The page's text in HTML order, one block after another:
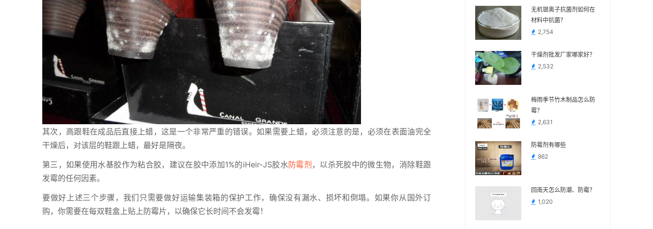
其次，高跟鞋在成品后直接上蜡，这是一个非常严重的错误。如果需要上蜡，必须注意的是，必须在表面油完全
干燥后，对该层的鞋跟上蜡，最好是隔夜。
第三，如果使用水基胶作为粘合胶，建议在胶中添加1%的iHeir-JS胶水防霉剂 ，以杀死胶中的微生物，消除鞋跟
发霉的任何因素。
要做好上述三个步骤，我们只需要做好运输集装箱的保护工作，确保没有漏水、损坏和倒塌。如果你从国外订
购，你需要在每双鞋盒上贴上防霉片，以确保它长时间不会发霉！
无机银离子抗菌剂如何在
材料中抗菌？
2,754
干燥剂批发厂家哪家好？
2,532
梅雨季节竹木制品怎么防
霉？
2,631
防霉剂有哪些
862
回南天怎么防潮、防霉？
1,020